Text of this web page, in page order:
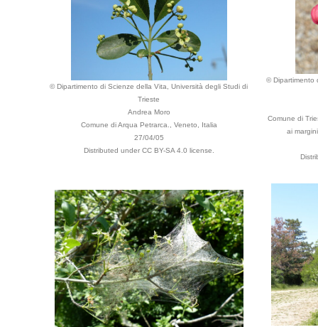
© Dipartimento di Scienze della Vita, Università degli Studi di
Trieste
Andrea Moro
Comune di Arqua Petrarca., Veneto, Italia
27/04/05
Distributed under CC BY-SA 4.0 license.
© Dipartimento
Comune di
ai